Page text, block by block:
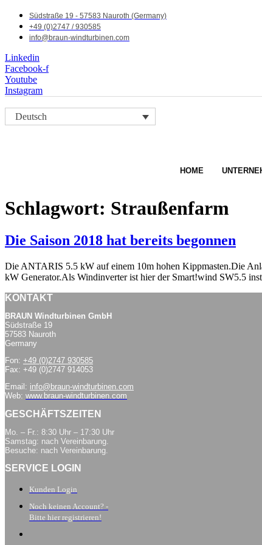
Südstraße 19 - 57583 Nauroth (Germany)
+49 (0)2747 / 930585
info@braun-windturbinen.com
Linkedin
Facebook-f
Youtube
Instagram
Deutsch
HOME
Schlagwort: Straußenfarm
Die Saison 2018 hat bereits begonnen
Die ANTARIS 5.5 kW auf einem 10m hohen Kippmasten.Die
kW Generator.Als Windinverter ist hier der Smart!wind SW5.5
KONTAKT
BRAUN Windturbinen GmbH
Südstraße 19
57583 Nauroth
Germany
Fon: +49 (0)2747 930585
Fax: +49 (0)2747 914053
Email: info@braun-windturbinen.com
Web: www.braun-windturbinen.com
GESCHÄFTSZEITEN
Mo. – Fr.: 8:30 Uhr – 17:30 Uhr
Samstag: nach Vereinbarung.
Besuche: nach Vereinbarung.
SERVICE LOGIN
Kunden Login
Noch keinen Account? -
Bitte hier registrieren!